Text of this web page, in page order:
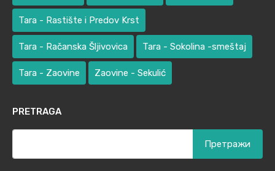
Tara - Rastište i Predov Krst
Tara - Račanska Šljivovica Tara - Sokolina -smeštaj
Tara - Zaovine Zaovine - Sekulić
PRETRAGA